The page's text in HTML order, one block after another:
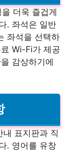
더욱 즐겁게
. 좌석은 일반
좌석을 선택하
Wi-Fi가 제공
감상하기에
표지판과 직
. 영어를 유창